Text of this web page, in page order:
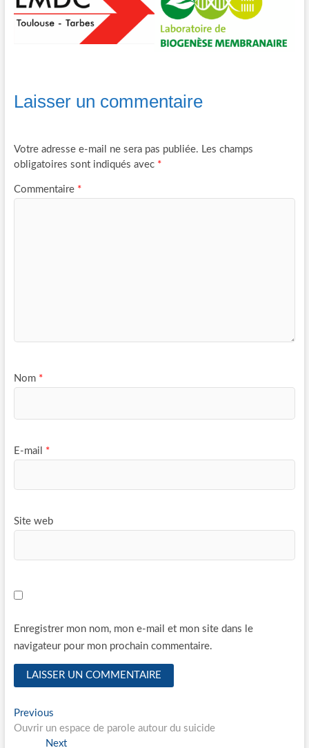
Laisser un commentaire
Votre adresse e-mail ne sera pas publiée. Les champs
obligatoires sont indiqués avec *
Commentaire *
Nom *
E-mail *
Site web
Enregistrer mon nom, mon e-mail et mon site dans le
navigateur pour mon prochain commentaire.
Navigation
de
PreviousPrevious
post:
Ouvrir un espace de parole autour du suicide
NextNext